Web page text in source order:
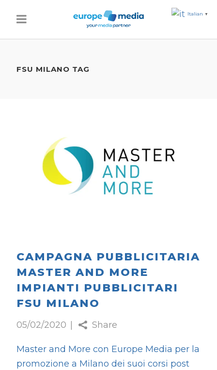
FSU MILANO TAG
CAMPAGNA PUBBLICITARIA
MASTER AND MORE
IMPIANTI PUBBLICITARI
FSU MILANO
05/02/2020 Share
Master and More con Europe Media per la
promozione a Milano dei suoi corsi post
Italian ▼